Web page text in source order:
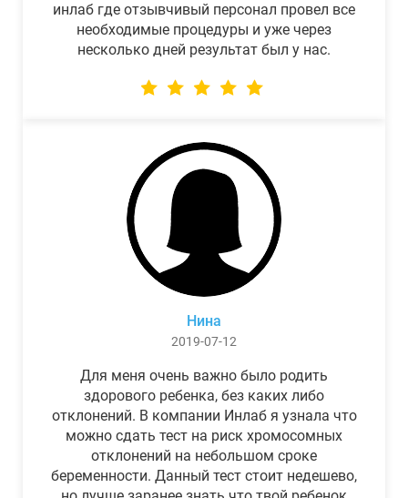
инлаб где отзывчивый персонал провел все
необходимые процедуры и уже через
несколько дней результат был у нас.
Нина
2019-07-12
Для меня очень важно было родить
здорового ребенка, без каких либо
отклонений. В компании Инлаб я узнала что
можно сдать тест на риск хромосомных
отклонений на небольшом сроке
беременности. Данный тест стоит недешево,